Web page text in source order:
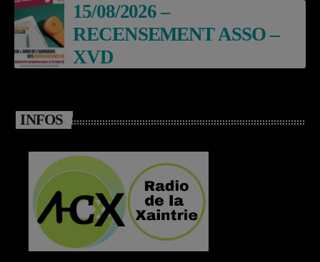
15/08/2026 –
RECENSEMENT ASSO –
XVD
INFOS